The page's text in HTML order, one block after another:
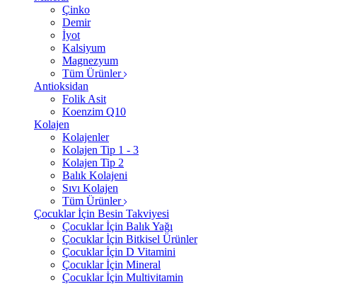
Çinko
Demir
İyot
Kalsiyum
Magnezyum
Tüm Ürünler
Antioksidan
Folik Asit
Koenzim Q10
Kolajen
Kolajenler
Kolajen Tip 1 - 3
Kolajen Tip 2
Balık Kolajeni
Sıvı Kolajen
Tüm Ürünler
Çocuklar İçin Besin Takviyesi
Çocuklar İçin Balık Yağı
Çocuklar İçin Bitkisel Ürünler
Çocuklar İçin D Vitamini
Çocuklar İçin Mineral
Çocuklar İçin Multivitamin